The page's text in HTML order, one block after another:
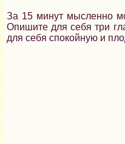
За 15 минут мысленно
Опишите для себя три
для себя спокойную и